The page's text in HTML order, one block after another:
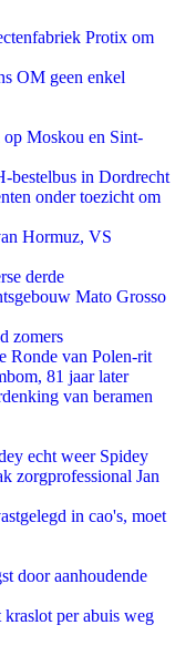
Protix om
OM geen enkel
op Moskou en Sint-
bestelbus in Dordrecht
onder toezicht om
Hormuz, VS
derde
Mato Grosso
zomers
Ronde van Polen-rit
81 jaar later
van beramen
echt weer Spidey
zorgprofessional Jan
in cao's, moet
door aanhoudende
per abuis weg